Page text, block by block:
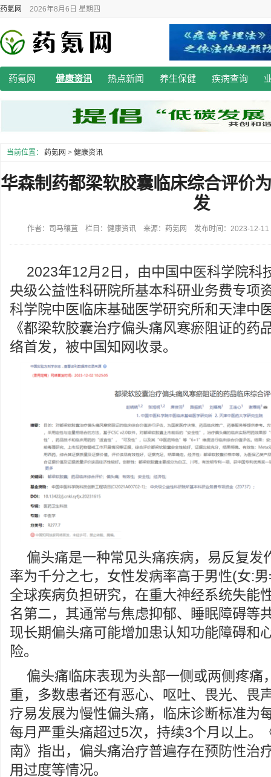
药氪网 2026年8月6日 星期四
药氪网 健康资讯 热点新闻 养生保健 疾病查询
当前位置： 药氪网 > 健康资讯
华森制药都梁软胶囊临床综合评价
发
作者：司马穰苴 栏目：健康资讯 来源：药氪网 发布时间：2023-12-
2023年12月2日，由中国中医科学院科
央级公益性科研院所基本科研业务费专项
科学院中医临床基础医学研究所和天津中
《都梁软胶囊治疗偏头痛风寒瘀阻证的药
络首发，被中国知网收录。
偏头痛是一种常见头痛疾病，易反复发
率为千分之七，女性发病率高于男性(女:
全球疾病负担研究，在重大神经系统失能
名第二，其通常与焦虑抑郁、睡眠障碍等
现长期偏头痛可能增加患认知功能障碍和
险。
偏头痛临床表现为头部一侧或两侧疼痛
重，多数患者还有恶心、呕吐、畏光、畏
疗易发展为慢性偏头痛，临床诊断标准为
每月严重头痛超过5次，持续3个月以上。
南》指出，偏头痛治疗普遍存在预防性治
用过度等情况。